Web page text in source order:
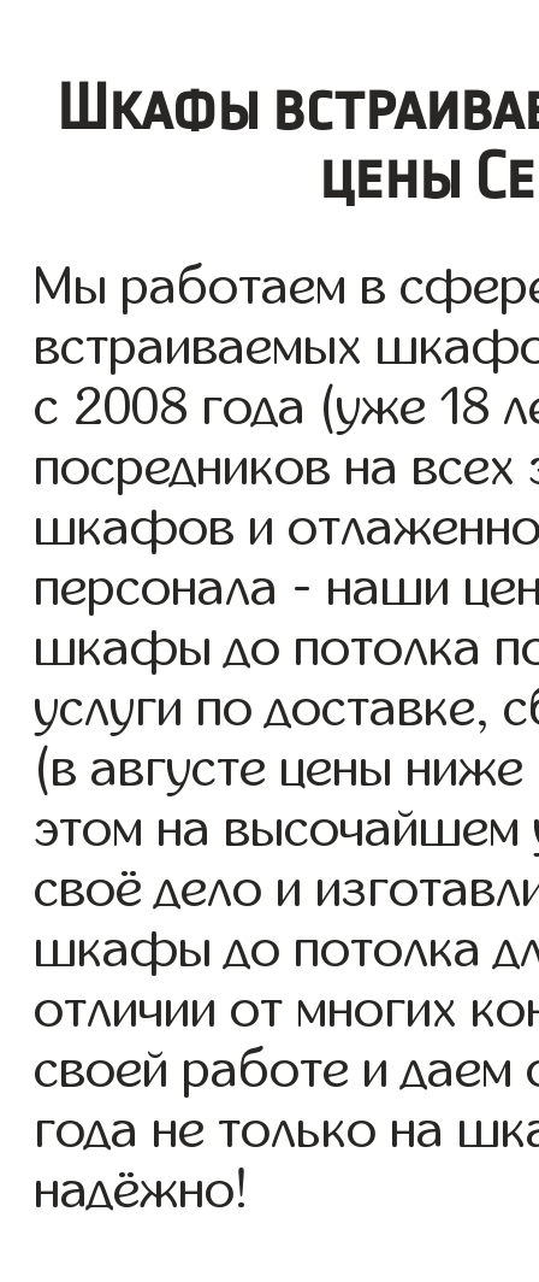
Шкафы
цены
Мы работаем в
встраиваемых
с 2008 года (уже 18
посредников на всех
шкафов и
персонала - наши
шкафы до потолка
услуги по доставке,
(в августе цены
этом на
своё дело и
шкафы до потолка
отличии от многих
своей работе и
года не только на
надёжно!